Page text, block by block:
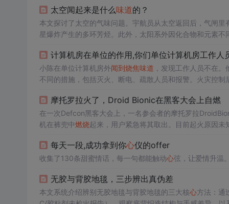
太空闻起来是什么味道的？
本文探讨了太空的气味问题。宇航员从太空返回后，气闸里
星爆炸产生的多环芳烃。此外，太阳系外因化合物和元素不
计算机房在单位的作用,你们单位计算机房工作
小陈在单位计算机房外闻到烧焦味道 ，发现工作人员不在
不同的措施，包括灭火、断电、疏散人员和报警。火灾控
摩托罗拉火了，Droid Bionic在黑客大会上自燃
在一次Defcon黑客大会上，一名参会者的摩托罗拉
机在裤兜中燃烧起来，用户紧急将其取出。目前起火原因未
每天一段,成功拿到你心仪的offer
收集了130条甜蜜情话，每一句都能触动心弦，让爱情升温
无胶与背胶地毯，三步辨出真伪差
本文系统介绍辨别无胶地毯与背胶地毯的三大核心方法：通